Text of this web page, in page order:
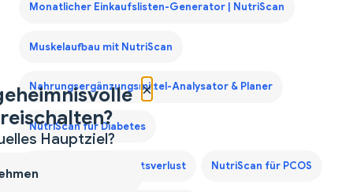
Monatlicher Einkaufslisten-Generator | NutriScan
Muskelaufbau mit NutriScan
Nahrungsergänzungsmittel-Analysator & Planer
NutriScan für Diabetes
NutriScan für Gewichtsverlust NutriScan für PCOS
×
Hauptziel?